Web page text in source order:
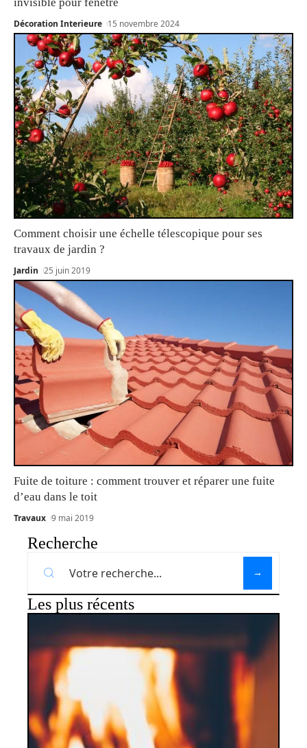
Décoration Interieure 15 novembre 2024
Comment choisir une échelle télescopique pour ses
travaux de jardin ?
Jardin 25 juin 2019
Fuite de toiture : comment trouver et réparer une fuite
d’eau dans le toit
Travaux 9 mai 2019
Recherche
Les plus récents